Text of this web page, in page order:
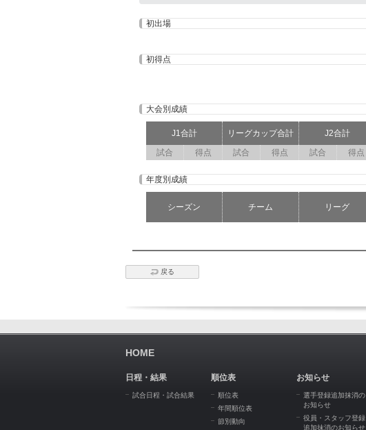
初出場
初得点
大会別成績
J1合計 リーグカップ合計 J2合計
試合 得点 試合 得点 試合 得点
年度別成績
シーズン チーム リーグ
戻る
HOME
日程・結果
試合日程・試合結果
順位表
順位表
年間順位表
節別動向
お知らせ
選手登録追加抹消の
お知らせ
役員・スタッフ登録
追加抹消のお知らせ